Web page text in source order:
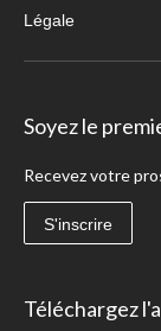
Légale
Soyez le
Recevez votre
S'inscrire
Téléchargez